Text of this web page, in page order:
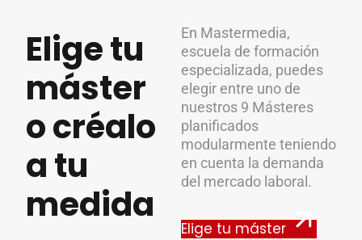
Elige tu
máster
o créalo
a tu
medida
En Mastermedia,
escuela de formación
especializada, puedes
elegir entre uno de
nuestros 9 Másteres
planificados
modularmente teniendo
en cuenta la demanda
del mercado laboral.
Elige tu máster